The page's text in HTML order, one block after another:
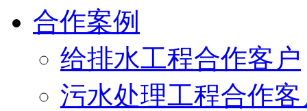
合作案例
给排水工程合作客户
污水处理工程合作客